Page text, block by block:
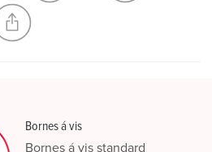
NOUVELLE LISTE
Bornes á vis
Bornes á vis standard